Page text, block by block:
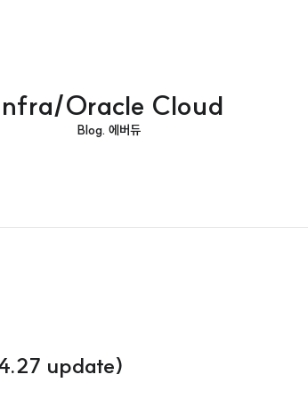
Oracle Cloud
Blog. 에버듀
update)